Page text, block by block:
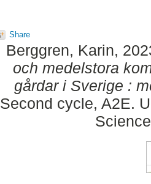
Share
Berggren, Karin,
och medelstora
gårdar i Sverige :
Second cycle, A2E.